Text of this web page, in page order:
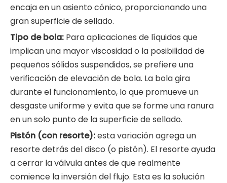
encaja en un asiento cónico, proporcionando una
gran superficie de sellado.
Tipo de bola: Para aplicaciones de líquidos que
implican una mayor viscosidad o la posibilidad de
pequeños sólidos suspendidos, se prefiere una
verificación de elevación de bola. La bola gira
durante el funcionamiento, lo que promueve un
desgaste uniforme y evita que se forme una ranura
en un solo punto de la superficie de sellado.
Pistón (con resorte):esta variación agrega un
resorte detrás del disco (o pistón). El resorte ayuda
a cerrar la válvula antes de que realmente
comience la inversión del flujo. Esta es la solución